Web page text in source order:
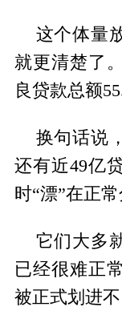
这个体量
就更清楚了
良贷款总额
换句话说
还有近49亿
时“漂”在正常
它们大多
已经很难正
被正式划进不